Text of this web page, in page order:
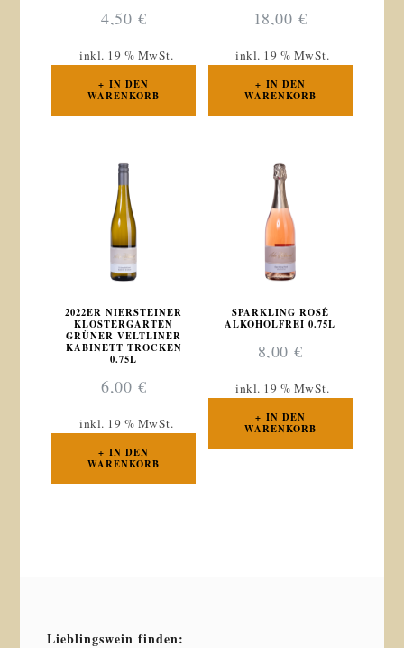
4,50 €
inkl. 19 % MwSt.
IN DEN
WARENKORB
18,00 €
inkl. 19 % MwSt.
IN DEN
WARENKORB
2022ER NIERSTEINER
KLOSTERGARTEN
GRÜNER VELTLINER
KABINETT TROCKEN
0.75L
6,00 €
inkl. 19 % MwSt.
IN DEN
WARENKORB
SPARKLING ROSÉ
ALKOHOLFREI 0.75L
8,00€
inkl. 19 % MwSt.
IN DEN
WARENKORB
Lieblingswein finden: